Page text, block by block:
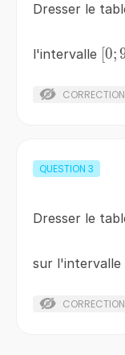
Dresser le
l'intervalle 0;
CORRECTION
QUESTION 3
Dresser le
sur l'intervalle
CORRECTION